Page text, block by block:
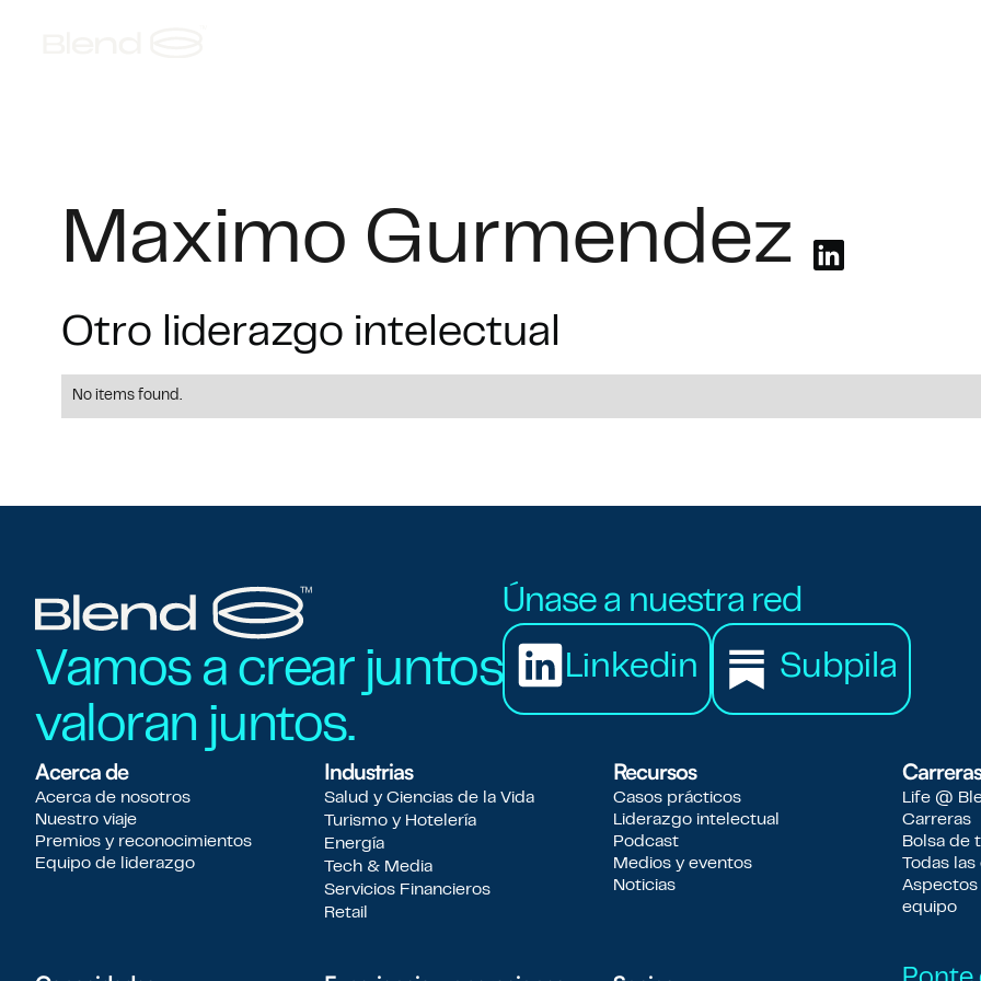
Maximo Gurmendez
Otro liderazgo intelectual
No items found.
Vamos a crear juntos
valoran juntos.
Únase a nuestra red
Linkedin Subpila
Acerca de
Acerca de nosotros
Nuestro viaje
Premios y reconocimientos
Equipo de liderazgo
Industrias
Salud y Ciencias de la Vida
Turismo y Hotelería
Energía
Tech & Media
Servicios Financieros
Retail
Recursos
Casos prácticos
Liderazgo intelectual
Podcast
Medios y eventos
Noticias
Life @
Carreras
Bolsa de
Todas
Aspectos
equipo